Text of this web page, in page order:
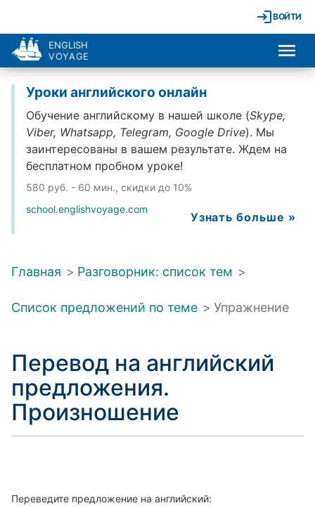
ВОЙТИ
ENGLISH
VOYAGE
Уроки английского онлайн
Обучение английскому в нашей школе (Skype,
Viber, Whatsapp, Telegram, Google Drive). Мы
заинтересованы в вашем результате. Ждем на
бесплатном пробном уроке!
580 руб. - 60 мин., скидки до 10%
school.englishvoyage.com
Узнать больше »
Главная > Разговорник: список тем >
Список предложений по теме > Упражнение
Перевод на английский
предложения.
Произношение
Переведите предложение на английский: